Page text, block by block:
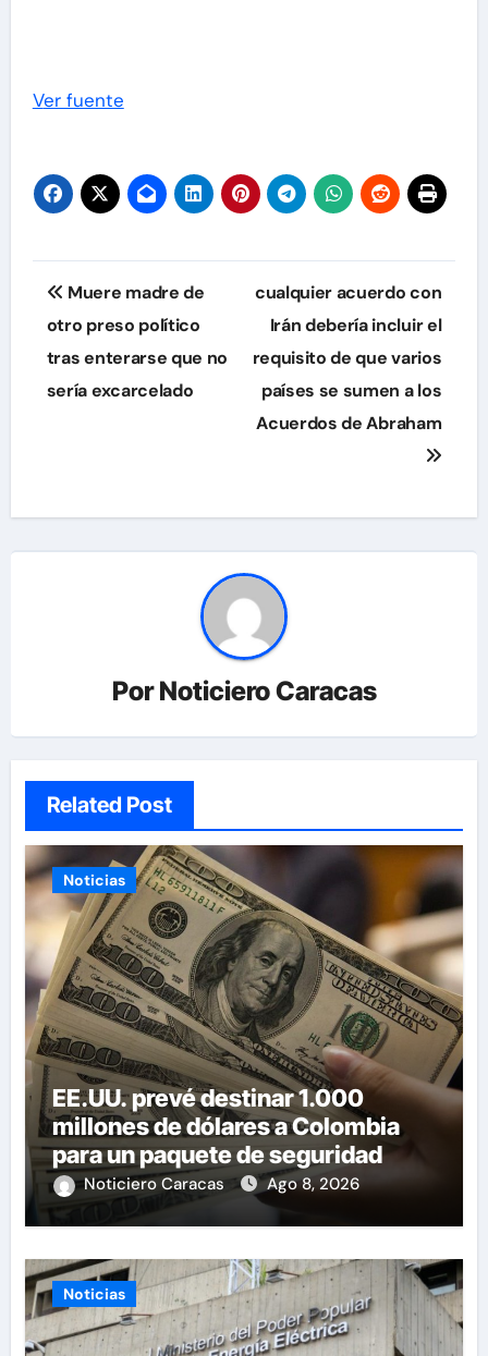
Ver fuente
Navegación
de
entradas
Muere madre de
otro preso político
tras enterarse que no
sería excarcelado
cualquier acuerdo con
Irán debería incluir el
requisito de que varios
países se sumen a los
Acuerdos de Abraham
PorNoticiero Caracas
Related Post
Noticias
EE.UU. prevé destinar 1.000
millones de dólares a Colombia
para un paquete de seguridad
Noticiero Caracas Ago 8, 2026
Noticias